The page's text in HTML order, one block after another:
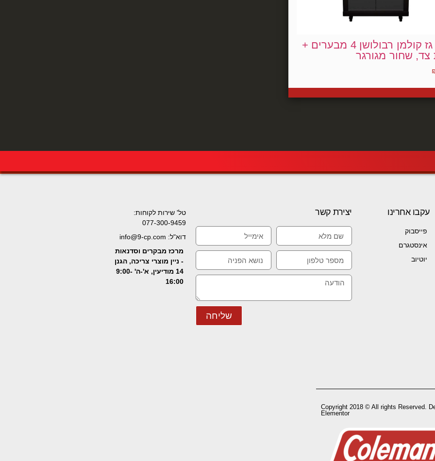
גריל גז קולמן רבולושן 4 מבערים +
צד, שחור מגורגר
עקבו אחרינו
פייסבוק
אינסטגרם
יוטיוב
יצירת קשר
שליחה
טל' שירות לקוחות:
077-300-9459
דוא"ל: info@9-cp.com
מרכז מבקרים וסדנאות
- ניין מוצרי צריכה, הגנן
14 מודיעין, א'-ה' 9:00-
16:00
Copyright 2018 © All rights Reserved.
Elementor